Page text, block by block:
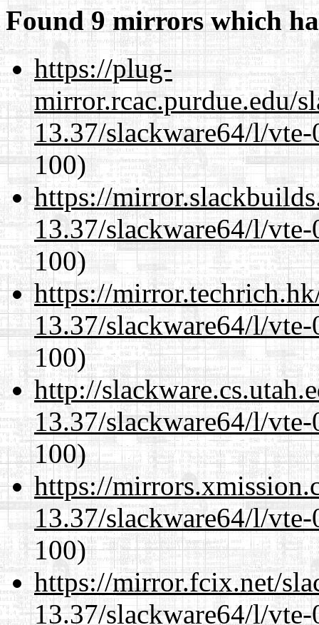
Found 9 mirrors which
https://plug-
mirror.rcac.purdue.edu/
13.37/slackware64/l/
100)
https://
13.37/slackware64/l/
100)
https://
13.37/slackware64/l/
100)
http://
13.37/slackware64/l/
100)
https://
13.37/slackware64/l/
100)
https://mirror.fcix.net/
13.37/slackware64/l/